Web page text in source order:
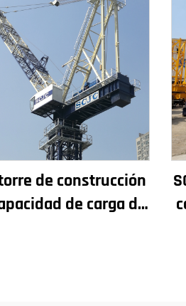
de construcción
de carga de